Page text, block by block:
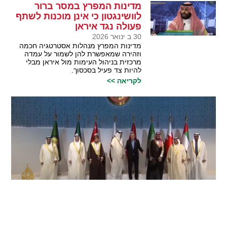
מדינות המפרץ במסר ברור
לוושינגטון כי אינן מוכנות לשתף
פעולה נגד איראן
30 ב ינואר 2026
מדינות המפרץ מנהלות אסטרטגיה חכמה
וזהירה שמאפשרת להן לשמור על עמדה
מרכזית בניהול העימות מול איראן מבלי
להיות צד פעיל בסכסוך.
לקריאה >>